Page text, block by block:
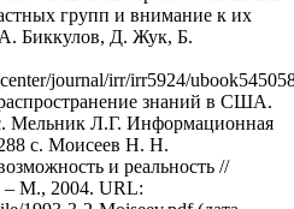
групп и внимание к их
Биккулов, Д. Жук, Б.
journal/irr/irr5924/
знаний в США.
Мельник Л.Г. Информационная
с. Моисеев Н. Н.
и реальность //
– М., 2004. URL: